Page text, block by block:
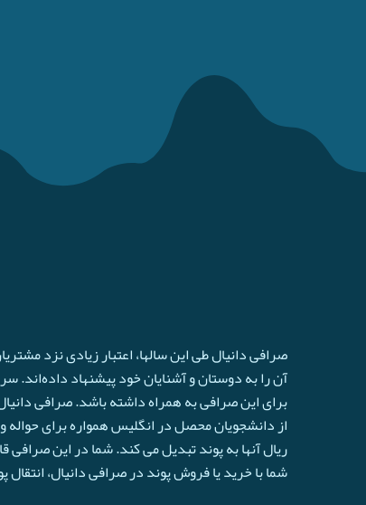
صرافی دانیال طی این سالها، اعتبار زیادی نزد
آن را به دوستان و آشنایان خود پیشنهاد داده‌اند.
برای این صرافی به همراه داشته باشد. صرافی
از دانشجویان محصل در انگلیس همواره برای حواله
ريال آنها به پوند تبدیل می کند. شما در این
شما با خرید یا فروش پوند در صرافی دانیال،